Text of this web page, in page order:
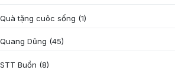
Quà tặng cuôc sống (1)
Quang Dũng (45)
STT Buồn (8)